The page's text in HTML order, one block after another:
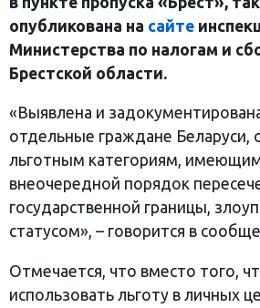
опубликована на сайте
Министерства по налогам и
Брестской области.
«Выявлена и
отдельные граждане Беларуси,
льготным категориям,
внеочередной порядок
государственной границы,
статусом», – говорится в
Отмечается, что вместо того,
использовать льготу в личных